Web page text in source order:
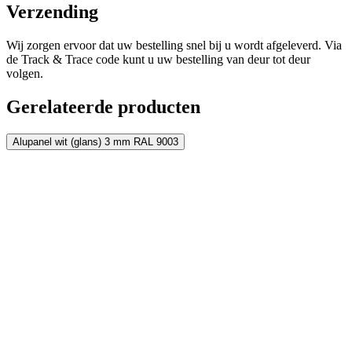
Verzending
Wij zorgen ervoor dat uw bestelling snel bij u wordt afgeleverd. Via
de Track & Trace code kunt u uw bestelling van deur tot deur
volgen.
Gerelateerde producten
Alupanel wit (glans) 3 mm RAL 9003